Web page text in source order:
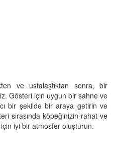
ve ustalaştıktan sonra, bir
Gösteri için uygun bir sahne ve
bir şekilde bir araya getirin ve
sırasında köpeğinizin rahat ve
iyi bir atmosfer oluşturun.